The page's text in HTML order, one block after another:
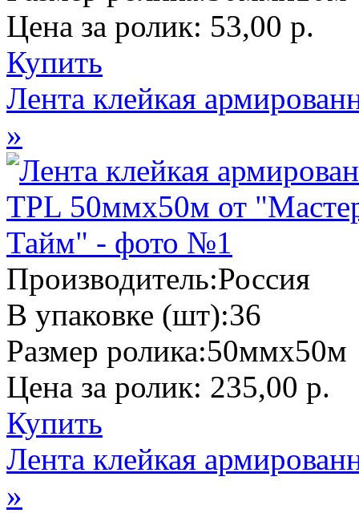
Цена за ролик: 53,00 р.
Купить
Лента клейкая
»
Производитель:Россия
В упаковке (шт):36
Размер ролика:50ммх50м
Цена за ролик: 235,00 р.
Купить
Лента клейкая
»